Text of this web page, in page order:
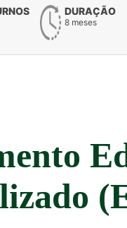
DURAÇÃO
8 meses